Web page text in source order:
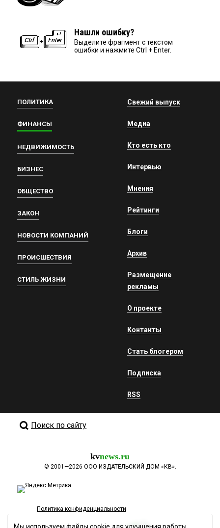
Нашли ошибку?
Выделите фрагмент с текстом
ошибки и нажмите Ctrl + Enter.
ПОЛИТИКА
ФИНАНСЫ
НЕДВИЖИМОСТЬ
БИЗНЕС
ОБЩЕСТВО
ЗАКОН
НОВОСТИ КОМПАНИЙ
ПРОИСШЕСТВИЯ
СТИЛЬ ЖИЗНИ
Свежий выпуск
Медиа
Кто есть кто
Интервью
Мнения
Рейтинги
Блоги
Архив
Размещение
рекламы
О проекте
Контакты
Стать блогером
Подписка
RSS
Поиск по сайту
kvnews.ru
© 2001—2026 ООО ИЗДАТЕЛЬСКИЙ ДОМ «КВ».
Политика конфиденциальности